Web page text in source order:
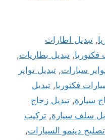
,تبديل اطارات
, تبديل بطاريات,
سيارات, تبديل تواير
فكتوريا, تبديل
سيارة, تبديل زجاج
سلف سيارة, تركيب
تصليح دينمو السيارات,